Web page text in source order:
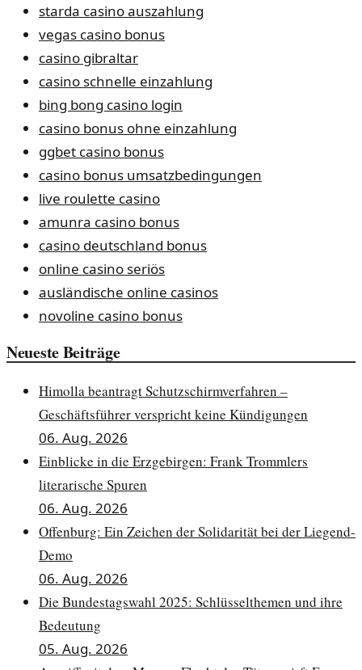
starda casino auszahlung
vegas casino bonus
casino gibraltar
casino schnelle einzahlung
bing bong casino login
casino bonus ohne einzahlung
ggbet casino bonus
casino bonus umsatzbedingungen
live roulette casino
amunra casino bonus
casino deutschland bonus
online casino seriös
ausländische online casinos
novoline casino bonus
Neueste Beiträge
Himolla beantragt Schutzschirmverfahren –
Geschäftsführer verspricht keine Kündigungen
06. Aug. 2026
Einblicke in die Erzgebirgen: Frank Trommlers
literarische Spuren
06. Aug. 2026
Offenburg: Ein Zeichen der Solidarität bei der Liegend-
Demo
06. Aug. 2026
Die Bundestagswahl 2025: Schlüsselthemen und ihre
Bedeutung
05. Aug. 2026